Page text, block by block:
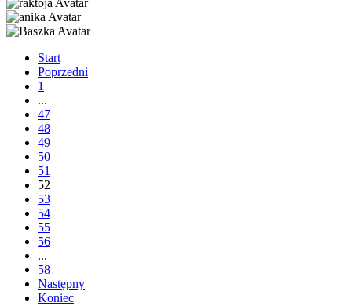
Start
Poprzedni
1
...
47
48
49
50
51
52
53
54
55
56
...
58
Następny
Koniec